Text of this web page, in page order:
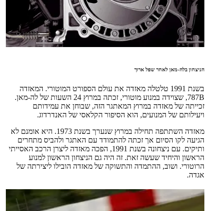
הניצחון בלה-מאן לאחר שפל ארוך
בשנת 1991 טלטלה מאזדה את עולם הספורט המוטורי. המאזדה
787B, שצוידה במנוע מוטורי, זכתה במרוץ 24 השעות של לה-מאן.
זכייתה של מאזדה במרוץ המאתגר הזה, שבוחן את עמידותם
ויעילותם של המנועים, הוא הסיפור הקלאסי של האנדרדוג.
מאזדה השתתפה תחילה במרוץ שנערך בשנת 1973. היא אומנם לא
הגיעה לקו הסיום אך זכתה להתמודד עם האתגר ולהביס מתחרים
ותיקים. עם ניצחונה בשנת 1991, הפכה מאזדה ליצרן הרכב האסייתי
הראשון והיחיד שעשה זאת. זה היה גם הניצחון הראשון למנוע
הרוטורי. ושוב, ההתמדה והתשוקה של מאזדה הובילו ליצירתה של
אגדה.